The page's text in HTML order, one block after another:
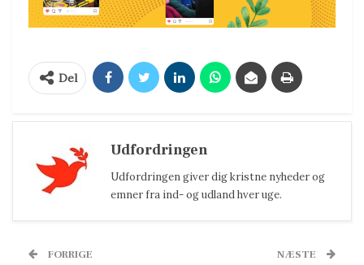
Del
Udfordringen
Udfordringen giver dig kristne nyheder og
emner fra ind- og udland hver uge.
FORRIGE NÆSTE